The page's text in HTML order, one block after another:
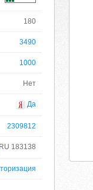
180
3490
1000
Нет
Да
2309812
183138